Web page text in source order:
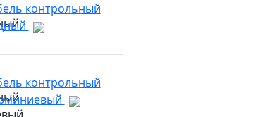
контрольный
контрольный